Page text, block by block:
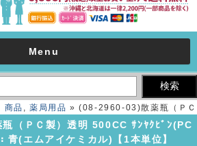
Menu
商品 , 薬局用品 » (08-2960-03)散薬瓶（ＰＣ
ｾｲ)ﾄｳﾒｲ キャップ：青(エムアイケミカル)
【1本単位】【2019年カタログ商品】
（ＰＣ製）透明 500CC ｻﾝﾔｸﾋﾞﾝ(PC
青(エムアイケミカル)【1本単位】